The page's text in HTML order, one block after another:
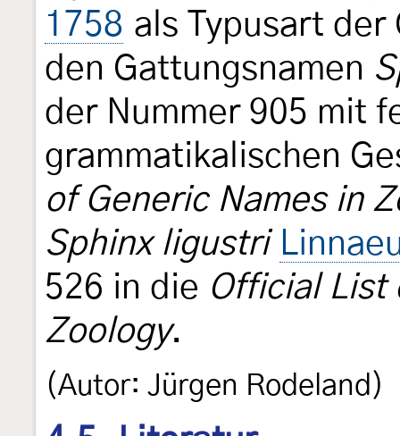
1758 als Typusart
den Gattungsnamen
der Nummer 905 mit
grammatikalischen
of Generic Names in
Sphinx ligustri
526 in die Official List
Zoology.
(Autor: Jürgen Rodeland)